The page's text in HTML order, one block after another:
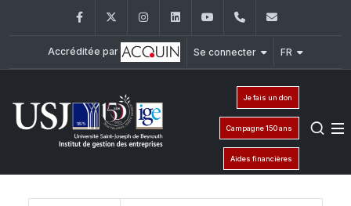
FacebookTwitter InstagramLinkedInYouTube+961 (1) 421
Accréditée par Se connecter FR
Je fais un don
Campagne 150 ans
Aides financières